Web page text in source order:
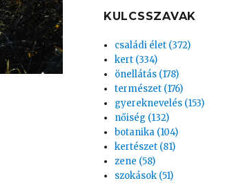
KULCSSZAVAK
családi élet (372)
kert (334)
önellátás (178)
természet (176)
gyereknevelés (153)
nőiség (132)
botanika (104)
kertészet (81)
zene (58)
szokások (51)